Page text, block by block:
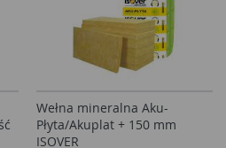
Wełna mineralna Aku-
Płyta/Akuplat + 150 mm
ISOVER